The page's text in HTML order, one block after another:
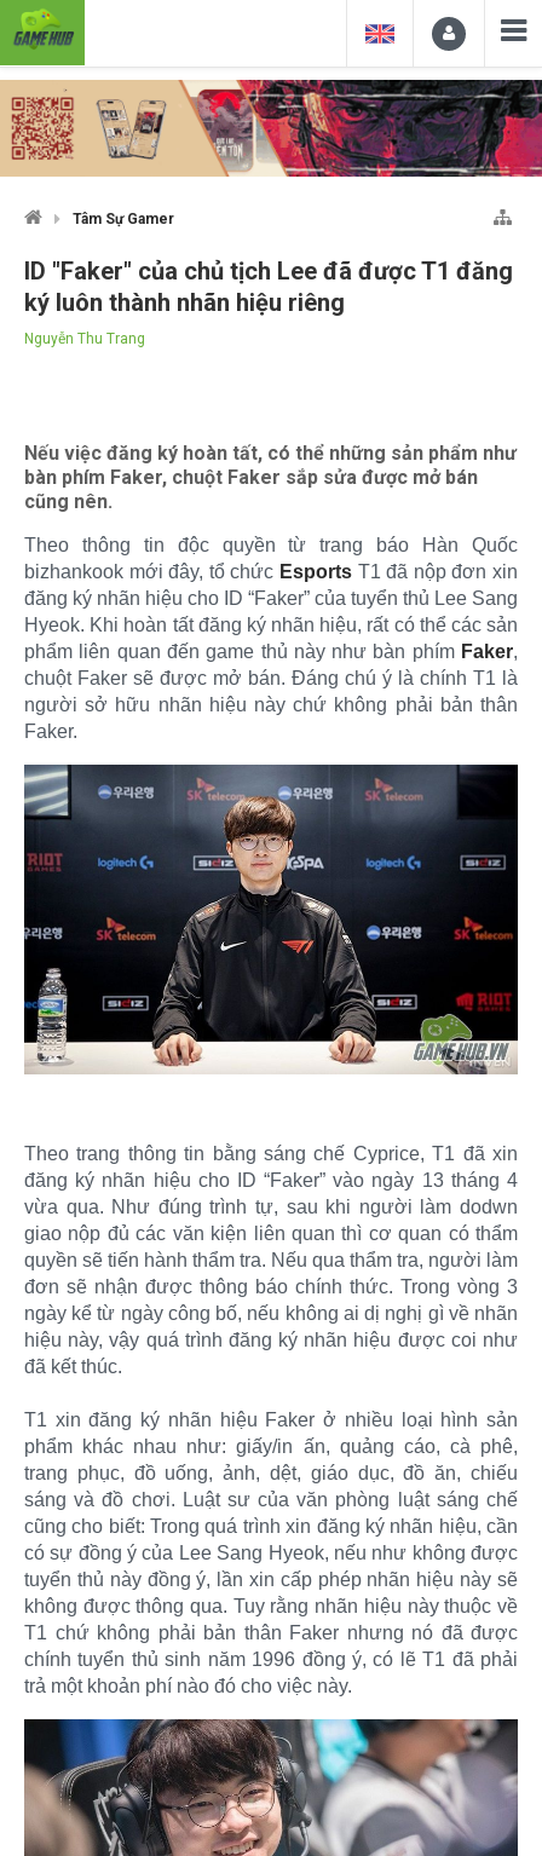
Tâm Sự Gamer
ID "Faker" của chủ tịch Lee đã được T1 đăng
ký luôn thành nhãn hiệu riêng
Nguyễn Thu Trang
Nếu việc đăng ký hoàn tất, có thể những sản phẩm như
bàn phím Faker, chuột Faker sắp sửa được mở bán
cũng nên.
Theo thông tin độc quyền từ trang báo Hàn Quốc
bizhankook mới đây, tổ chức Esports T1 đã nộp đơn xin
đăng ký nhãn hiệu cho ID “Faker” của tuyển thủ Lee Sang
Hyeok. Khi hoàn tất đăng ký nhãn hiệu, rất có thể các sản
phẩm liên quan đến game thủ này như bàn phím Faker,
chuột Faker sẽ được mở bán. Đáng chú ý là chính T1 là
người sở hữu nhãn hiệu này chứ không phải bản thân
Faker.​
Theo trang thông tin bằng sáng chế Cyprice, T1 đã xin
đăng ký nhãn hiệu cho ID “Faker” vào ngày 13 tháng 4
vừa qua. Như đúng trình tự, sau khi người làm dodwn
giao nộp đủ các văn kiện liên quan thì cơ quan có thẩm
quyền sẽ tiến hành thẩm tra. Nếu qua thẩm tra, người làm
đơn sẽ nhận được thông báo chính thức. Trong vòng 3
ngày kể từ ngày công bố, nếu không ai dị nghị gì về nhãn
hiệu này, vậy quá trình đăng ký nhãn hiệu được coi như
đã kết thúc.
T1 xin đăng ký nhãn hiệu Faker ở nhiều loại hình sản
phẩm khác nhau như: giấy/in ấn, quảng cáo, cà phê,
trang phục, đồ uống, ảnh, dệt, giáo dục, đồ ăn, chiếu
sáng và đồ chơi. Luật sư của văn phòng luật sáng chế
cũng cho biết: Trong quá trình xin đăng ký nhãn hiệu, cần
có sự đồng ý của Lee Sang Hyeok, nếu như không được
tuyển thủ này đồng ý, lần xin cấp phép nhãn hiệu này sẽ
không được thông qua. Tuy rằng nhãn hiệu này thuộc về
T1 chứ không phải bản thân Faker nhưng nó đã được
chính tuyển thủ sinh năm 1996 đồng ý, có lẽ T1 đã phải
trả một khoản phí nào đó cho việc này.​